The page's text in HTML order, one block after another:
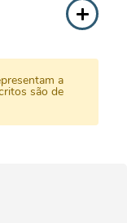
a
são de